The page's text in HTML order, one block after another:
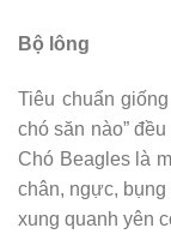
Bộ lông
Tiêu chuẩn
chó săn nào”
Chó Beagles là
chân, ngực, bụng
xung quanh yên